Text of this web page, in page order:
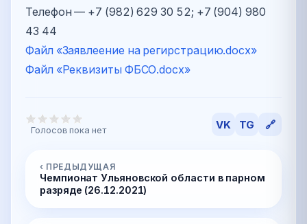
Телефон — +7 (982) 629 30 52; +7 (904) 980
43 44
Файл «Заявлеение на регирстрацию.docx»
Файл «Реквизиты ФБСО.docx»
Голосов пока нет VK TG 🔗
‹ ПРЕДЫДУЩАЯ
Чемпионат Ульяновской области в парном
разряде (26.12.2021)